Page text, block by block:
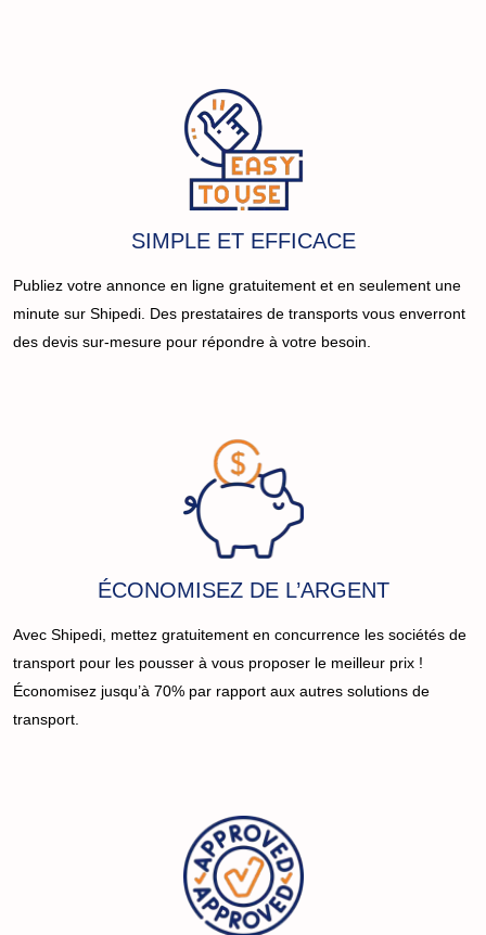
SIMPLE ET EFFICACE
Publiez votre annonce en ligne gratuitement et en seulement une
minute sur Shipedi. Des prestataires de transports vous enverront
des devis sur-mesure pour répondre à votre besoin.
ÉCONOMISEZ DE L’ARGENT
Avec Shipedi, mettez gratuitement en concurrence les sociétés de
transport pour les pousser à vous proposer le meilleur prix !
Économisez jusqu’à 70% par rapport aux autres solutions de
transport.